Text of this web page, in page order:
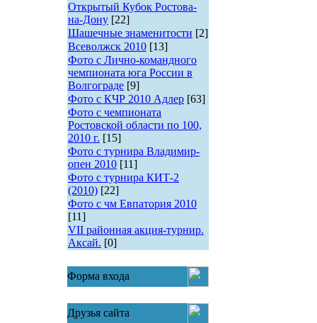
Открытый Кубок Ростова-
на-Дону [22]
Шашечные знаменитости [2]
Всеволжск 2010 [13]
Фото с Лично-командного
чемпионата юга России в
Волгограде [9]
Фото с КЧР 2010 Адлер [63]
Фото с чемпионата
Ростовской области по 100,
2010 г. [15]
Фото с турнира Владимир-
опен 2010 [11]
Фото с турнира КИТ-2
(2010) [22]
Фото с чм Евпатория 2010
[11]
VII районная акция-турнир.
Аксай. [0]
Форма входа
Друзья сайта